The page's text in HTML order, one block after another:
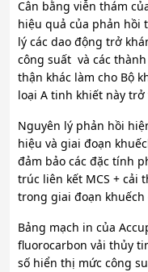
Cân bằng viễn thám
hiệu quả của phản hồi
lý các dao động trở
công suất và các
thận khác làm cho Bộ
loại A tinh khiết này
Nguyên lý phản hồi
hiệu và giai đoạn
đảm bảo các đặc tính
trúc liên kết MCS + cải
trong giai đoạn khuếch
Bảng mạch in của
fluorocarbon vải thủy
số hiển thị mức công